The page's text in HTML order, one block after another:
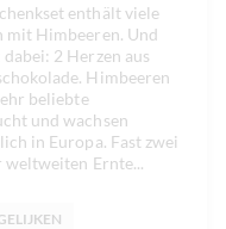
enthält viele
mit Himbeeren. Und
2 Herzen aus
Himbeeren
beliebte
und wachsen
in Europa. Fast zwei
Ernte...